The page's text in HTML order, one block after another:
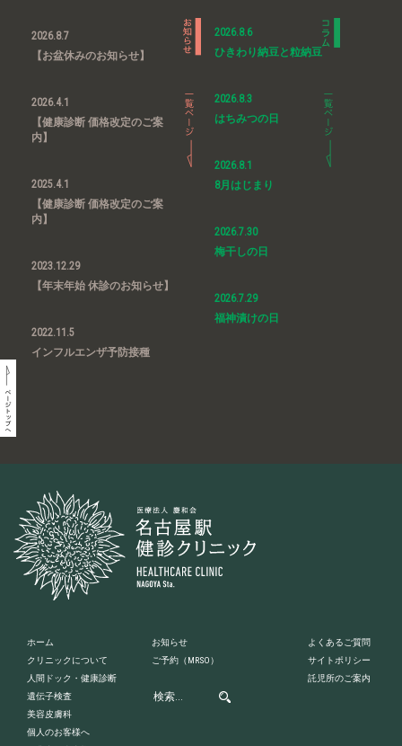
2026.8.7
【お盆休みのお知らせ】
2026.4.1
【健康診断 価格改定のご案
内】
2025.4.1
【健康診断 価格改定のご案
内】
2023.12.29
【年末年始 休診のお知らせ】
2022.11.5
インフルエンザ予防接種
2026.8.6
ひきわり納豆と粒納豆
2026.8.3
はちみつの日
2026.8.1
8月はじまり
2026.7.30
梅干しの日
2026.7.29
福神漬けの日
ホーム
クリニックについて
人間ドック・健康診断
遺伝子検査
美容皮膚科
個人のお客様へ
お知らせ
ご予約 （MRSO）
よくあるご質問
サイトポリシー
託児所のご案内